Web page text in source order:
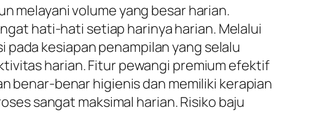
melayani volume yang besar harian.
hati-hati setiap harinya harian. Melalui
pada kesiapan penampilan yang selalu
harian. Fitur pewangi premium efektif
benar-benar higienis dan memiliki kerapian
sangat maksimal harian. Risiko baju